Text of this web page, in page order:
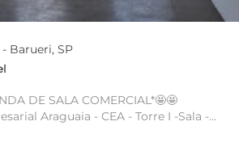
Barueri, SP
DE SALA COMERCIAL*🤩🤩
Araguaia - CEA - Torre I -Sala -